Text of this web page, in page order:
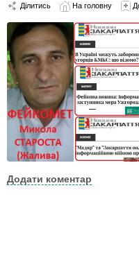
Ділитись На головну
Додати коментар